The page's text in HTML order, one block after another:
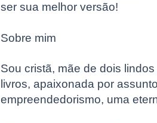
ser sua melhor versão!
Sobre mim
Sou cristã, mãe de dois
livros, apaixonada por
empreendedorismo, uma